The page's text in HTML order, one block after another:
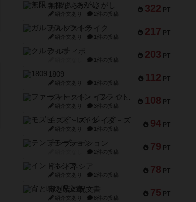
322 PT
無限まちがいさがし
紹介文あり 2件の投稿
217 PT
ガルフストライク
紹介文あり 1件の投稿
203 PT
クルティボ
1件の投稿
112 PT
1809
紹介文あり 1件の投稿
108 PT
ファースト・イン・フライト
紹介文あり 3件の投稿
94 PT
モズビ－ズ・レイダ－ズ
紹介文あり 1件の投稿
79 PT
テンプテーション
2件の投稿
78 PT
インドネシア
紹介文あり 2件の投稿
75 PT
宵と暁の呪文書
紹介文あり 8件の投稿